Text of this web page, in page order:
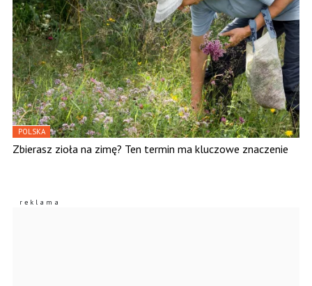
POLSKA
Zbierasz zioła na zimę? Ten termin ma kluczowe znaczenie